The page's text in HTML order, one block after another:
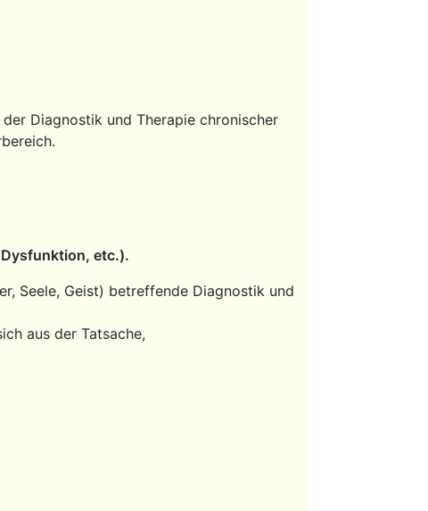
Diagnostik und Therapie chronischer
etc.).
Seele, Geist) betreffende Diagnostik und
aus der Tatsache,